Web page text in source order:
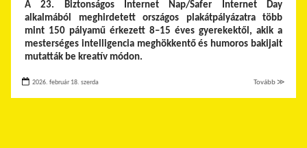
A 23. Biztonságos Internet Nap/Safer Internet Day
alkalmából meghirdetett országos plakátpályázatra több
mint 150 pályamű érkezett 8–15 éves gyerekektől, akik a
mesterséges intelligencia meghökkentő és humoros bakijait
mutatták be kreatív módon.
2026. február 18. szerda Tovább ≫